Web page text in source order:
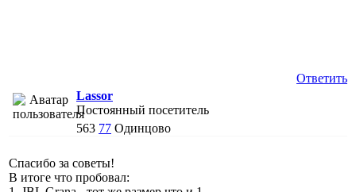
Ответить
Lassor
Постоянный посетитель
563 77 Одинцово
Спасибо за советы!
В итоге что пробовал: